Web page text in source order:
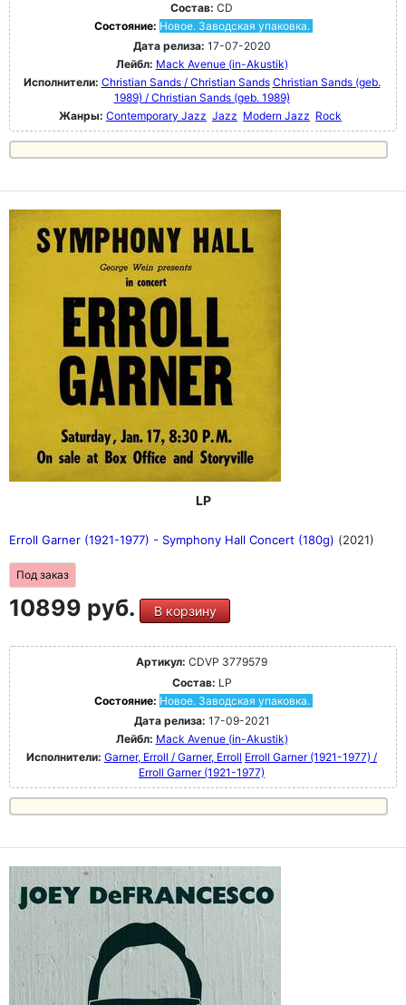
Состав: CD
Состояние: Новое. Заводская упаковка.
Дата релиза: 17-07-2020
Лейбл: Mack Avenue (in-Akustik)
Исполнители: Christian Sands / Christian Sands Christian Sands (geb.
1989) / Christian Sands (geb. 1989)
Жанры: Contemporary Jazz Jazz Modern Jazz Rock
LP
Erroll Garner (1921-1977) - Symphony Hall Concert (180g) (2021)
Под заказ
10899 руб. В корзину
Артикул: CDVP 3779579
Состав: LP
Состояние: Новое. Заводская упаковка.
Дата релиза: 17-09-2021
Лейбл: Mack Avenue (in-Akustik)
Исполнители: Garner, Erroll / Garner, Erroll Erroll Garner (1921-1977) /
Erroll Garner (1921-1977)